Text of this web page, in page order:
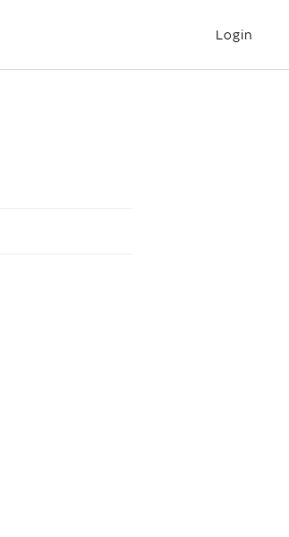
Login